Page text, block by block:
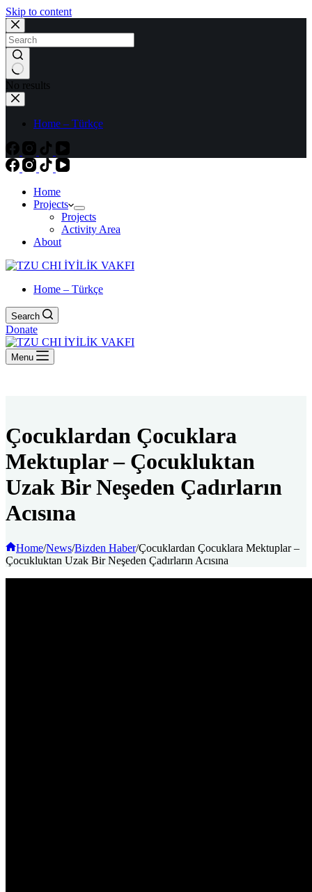
Skip to content
No results
Home – Türkçe
Home
Projects
Projects
Activity Area
About
Home – Türkçe
Search
Donate
Menu
Çocuklardan Çocuklara
Mektuplar – Çocukluktan
Uzak Bir Neşeden Çadırların
Acısına
Home/News/Bizden Haber/Çocuklardan Çocuklara Mektuplar –
Çocukluktan Uzak Bir Neşeden Çadırların Acısına